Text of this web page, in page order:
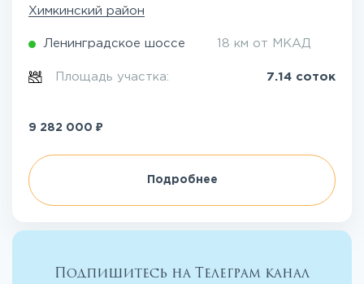
Химкинский район
Ленинградское шоссе 18 км от МКАД
Площадь участка: 7.14 соток
9 282 000 ₽
Подробнее
Подпишитесь на Телеграм канал